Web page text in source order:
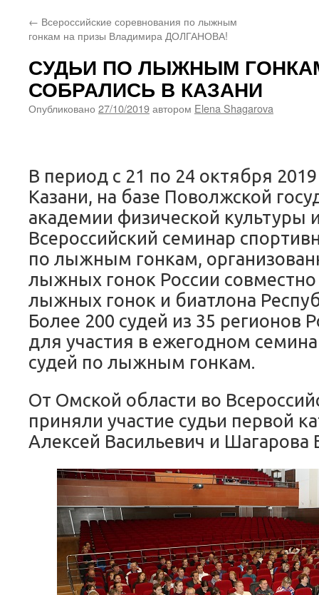
← Всероссийские соревнования по лыжным
гонкам на призы Владимира ДОЛГАНОВА!
СУДЬИ ПО ЛЫЖНЫМ
СОБРАЛИСЬ В КАЗАНИ
Опубликовано 27/10/2019автором Elena Shagarova
В период с 21 по 24 октября
Казани, на базе Поволжской
академии физической культуры
Всероссийский семинар
по лыжным гонкам,
лыжных гонок России
лыжных гонок и биатлона
Более 200 судей из 35 регионов
для участия в ежегодном
судей по лыжным гонкам.
От Омской области во
приняли участие судьи первой
Алексей Васильевич и Шагарова